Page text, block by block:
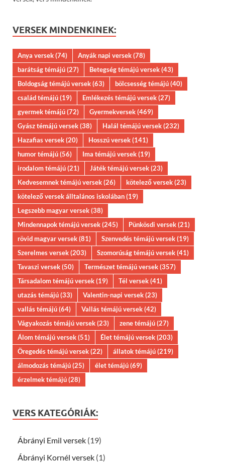
VERSEK MINDENKINEK:
Anya versek(74) Anyák napi versek(78)
barátság témájú(27) Betegség témájú versek(43)
Boldogság témájú versek(63) bölcsesség témájú(40)
család témájú(19) Emlékezés témájú versek(27)
gyermek témájú(72) Gyermekversek(469)
Gyász témájú versek(38) Halál témájú versek(232)
Hazafias versek(20) Hosszú versek(141)
humor témájú(56) Ima témájú versek(19)
irodalom témájú(21) Játék témájú versek(23)
Kedvesemnek témájú versek(26) kötelező versek(23)
kötelező versek álltalános iskolában(19)
Legszebb magyar versek(38)
Mindennapok témájú versek(245) Pünkösdi versek(21)
rövid magyar versek(81) Szenvedés témájú versek(19)
Szerelmes versek(203) Szomorúság témájú versek(41)
Tavaszi versek(50) Természet témájú versek(357)
Társadalom témájú versek(19) Tél versek(41)
utazás témájú(33) Valentin-napi versek(23)
vallás témájú(64) Vallás témájú versek(42)
Vágyakozás témájú versek(23) zene témájú(27)
Álom témájú versek(51) Élet témájú versek(203)
Öregedés témájú versek(22) állatok témájú(219)
álmodozás témájú(25) élet témájú(69)
érzelmek témájú(28)
VERS KATEGÓRIÁK:
Ábrányi Emil versek (19)
Ábrányi Kornél versek (1)